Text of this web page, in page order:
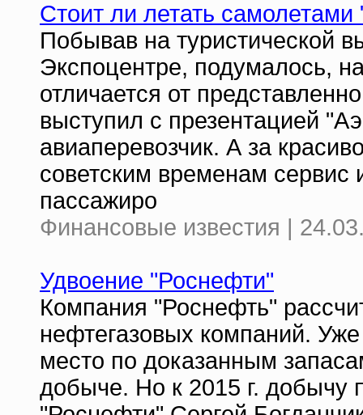
Стоит ли летать
Побывав на туристической
Экспоцентре, подумалось,
отличается от
выступил с презентацией
авиаперевозчик. А за
советским временам
пассажиро
Финансовые известия |
Удвоение "Роснефти"
Компания "Роснефть"
нефтегазовых компаний.
место по доказанным
добыче. Но к 2015 г. добычу